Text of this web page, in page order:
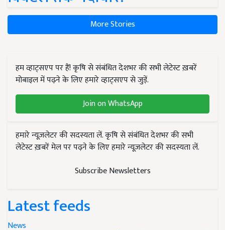
More Stories
हम व्हाट्सएप पर हैं! कृषि से संबंधित देशभर की सभी लेटेस्ट ख़बरें
मोबाइल में पढ़ने के लिए हमारे व्हाट्सएप से जुड़ें.
Join on WhatsApp
हमारे न्यूज़लेटर की सदस्यता लें. कृषि से संबंधित देशभर की सभी
लेटेस्ट ख़बरें मेल पर पढ़ने के लिए हमारे न्यूज़लेटर की सदस्यता लें.
Subscribe Newsletters
Latest feeds
News